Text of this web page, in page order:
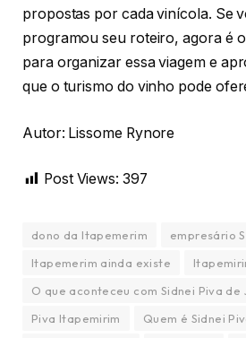
propostas por cada vinícola. Se
programou seu roteiro, agora é
para organizar essa viagem e
que o turismo do vinho pode
Autor: Lissome Rynore
Post Views: 397
dono da Itapemerim
empresário
Itapemerim ainda existe
O que aconteceu com Sidnei Piva de
Piva Itapemirim
Quem é Sidnei